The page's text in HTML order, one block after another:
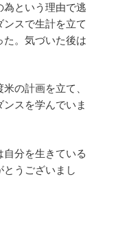
為という理由で逃
スで生計を立て
た。気づいた後は
の計画を立て、
スを学んでいま
分を生きている
とうございまし